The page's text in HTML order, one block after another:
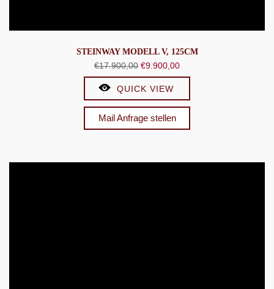
STEINWAY MODELL V, 125CM
€17.900,00 Ursprünglicher
Preis
war:
€17.900,00
€9.900,00Aktueller
Preis
€9.900,00.
QUICK VIEW
Mail Anfrage stellen